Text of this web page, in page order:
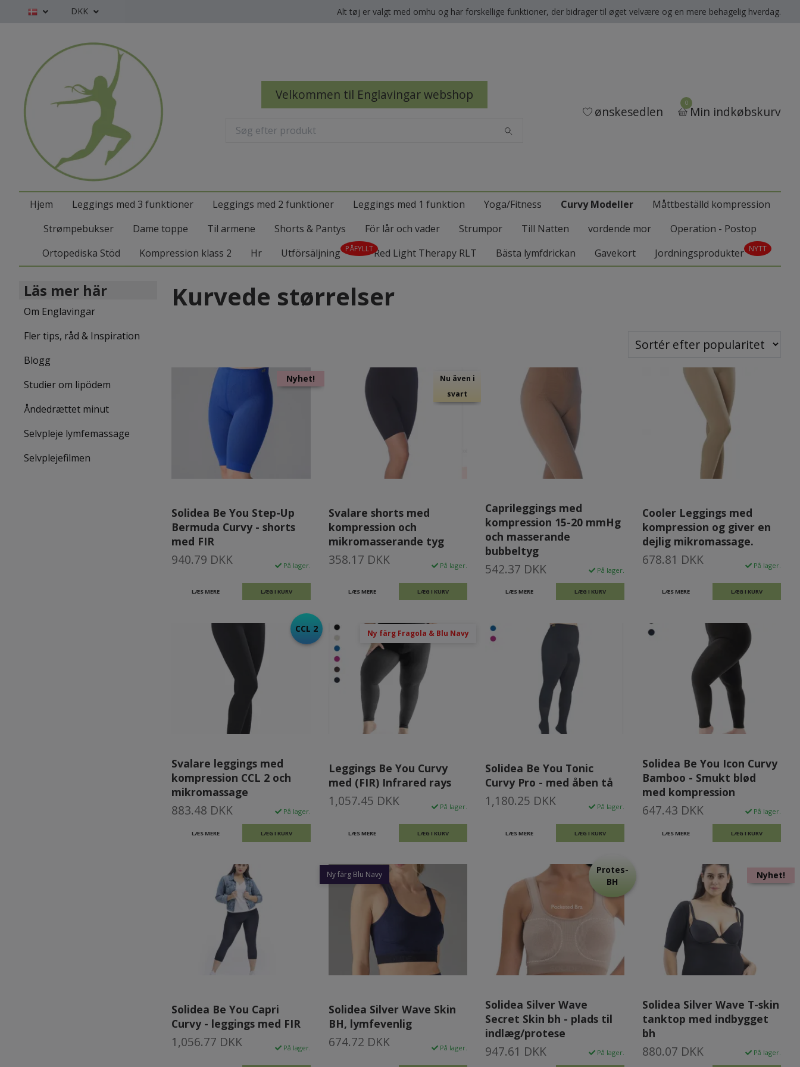
DKK Alt tøj er valgt med omhu og har forskellige funktioner, der bidrager til øget velvære og en mere behagelig hverdag.
Velkommen til Englavingar webshop
ønskesedlen
0
Min indkøbskurv
Hjem Leggings med 3 funktioner Leggings med 2 funktioner Leggings med 1 funktion Yoga/Fitness Curvy Modeller
Måttbeställd kompression
Strømpebukser
Dame toppe Til armene Shorts & Pantys För lår och vader Strumpor Till Natten vordende mor
Operation - Postop
Ortopediska Stöd
Kompression klass 2 Hr Utförsäljning PÅFYLLTRed Light Therapy RLT Bästa lymfdrickan Gavekort Jordningsprodukter NYTT
Läs mer här
Om Englavingar
Fler tips, råd & Inspiration
Blogg
Studier om lipödem
Åndedrættet minut
Selvpleje lymfemassage
Selvplejefilmen
Kurvede størrelser
Nyhet!
Solidea Be You Step-Up
Bermuda Curvy - shorts
med FIR
940.79 DKK På lager.
LÆS MERE LÆG I KURV
Nu även i
svart
Svalare shorts med
kompression och
mikromasserande tyg
358.17 DKK På lager.
LÆS MERE LÆG I KURV
Caprileggings med
kompression 15-20 mmHg
och masserande
bubbeltyg
542.37 DKK På lager.
LÆS MERE LÆG I KURV
Cooler Leggings med
kompression og giver en
dejlig mikromassage.
678.81 DKK På lager.
LÆS MERE LÆG I KURV
CCL 2
Svalare leggings med
kompression CCL 2 och
mikromassage
883.48 DKK På lager.
LÆS MERE LÆG I KURV
Ny färg Fragola & Blu Navy
Leggings Be You Curvy
med (FIR) Infrared rays
1,057.45 DKK På lager.
LÆS MERE LÆG I KURV
Solidea Be You Tonic
Curvy Pro - med åben tå
1,180.25 DKK På lager.
LÆS MERE LÆG I KURV
Solidea Be You Icon Curvy
Bamboo - Smukt blød
med kompression
647.43 DKK På lager.
LÆS MERE LÆG I KURV
Solidea Be You Capri
Curvy - leggings med FIR
1,056.77 DKK På lager.
Ny färg Blu Navy
Solidea Silver Wave Skin
BH, lymfevenlig
674.72 DKK På lager.
Protes-
BH
Solidea Silver Wave
Secret Skin bh - plads til
indlæg/protese
947.61 DKK På lager.
Nyhet!
Solidea Silver Wave T-skin
tanktop med indbygget
bh
880.07 DKK På lager.